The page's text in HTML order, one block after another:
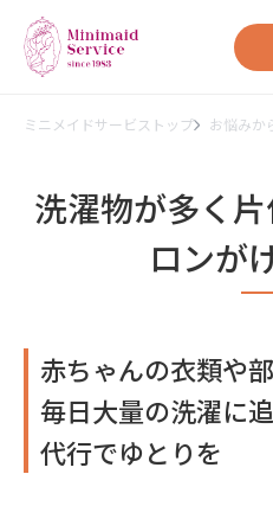
ミニメイドサービストップ お悩みか
洗濯物が多く
ロンが
赤ちゃんの衣類や
毎日大量の洗濯に
代行でゆとりを